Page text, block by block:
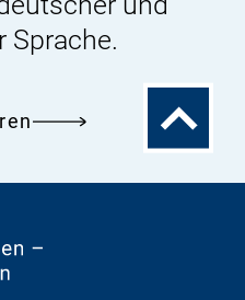
Sprache.
Zum